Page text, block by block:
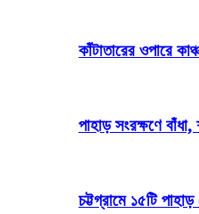
কাঁটাতারের ওপারে
পাহাড় সংরক্ষণে
চট্টগ্রামে ১৫টি